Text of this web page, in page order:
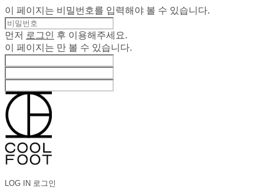
이 페이지는 비밀번호를 입력해야 볼 수 있습니다.
먼저 로그인
후 이용해주세요.
이 페이지는 만 볼 수 있습니다.
LOG IN 로그인